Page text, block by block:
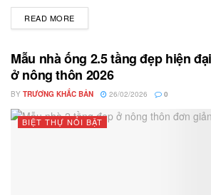
READ MORE
Mẫu nhà ống 2.5 tầng đẹp hiện
ở nông thôn 2026
BY TRƯƠNG KHẮC BẢN 26/02/2026 0
BIỆT THỰ NỔI BẬT